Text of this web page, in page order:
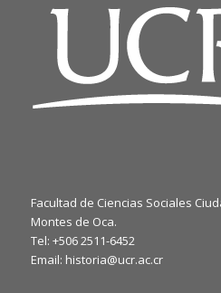
Facultad de Ciencias Sociales
Montes de Oca.
Tel: +506 2511-6452
Email: historia@ucr.ac.cr